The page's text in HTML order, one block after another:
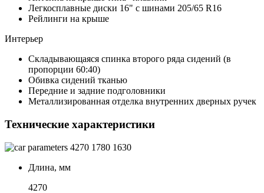
Легкосплавные диски 16" с шинами 205/65 R16
Рейлинги на крыше
Интерьер
Складывающаяся спинка второго ряда сидений (в
пропорции 60:40)
Обивка сидений тканью
Передние и задние подголовники
Металлизированная отделка внутренних дверных ручек
Технические характеристики
4270 1780 1630
Длина, мм
4270